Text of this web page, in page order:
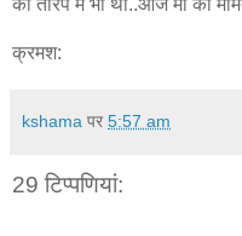
क्रमश:
kshama पर 5:57 am
29 टिप्‍पणियां: